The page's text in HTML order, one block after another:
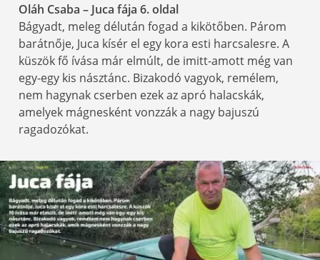
Oláh Csaba – Juca fája 6. oldal
Bágyadt, meleg délután fogad a kikötőben. Párom
barátnője, Juca kísér el egy kora esti harcsalesre. A
küszök fő ívása már elmúlt, de imitt-amott még van
egy-egy kis násztánc. Bizakodó vagyok, remélem,
nem hagynak cserben ezek az apró halacskák,
amelyek mágnesként vonzzák a nagy bajuszú
ragadozókat.